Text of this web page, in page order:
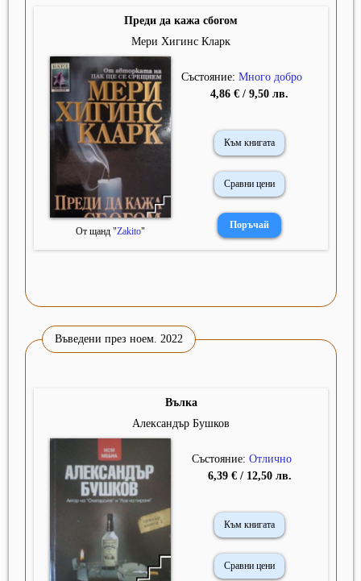
Преди да кажа сбогом
Мери Хигинс Кларк
От щанд "Zakito"
Състояние: Много добро
4,86 € / 9,50 лв.
Към книгата
Сравни цени
Въведени през ноем. 2022
Вълка
Александър Бушков
Състояние: Отлично
6,39 € / 12,50 лв.
Към книгата
Сравни цени